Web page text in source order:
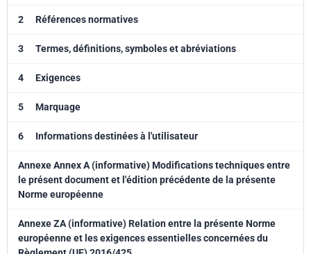
2 Références normatives
3 Termes, définitions, symboles et abréviations
4 Exigences
5 Marquage
6 Informations destinées à l'utilisateur
Annexe Annex A (informative) Modifications techniques entre
le présent document et l'édition précédente de la présente
Norme européenne
Annexe ZA (informative) Relation entre la présente Norme
européenne et les exigences essentielles concernées du